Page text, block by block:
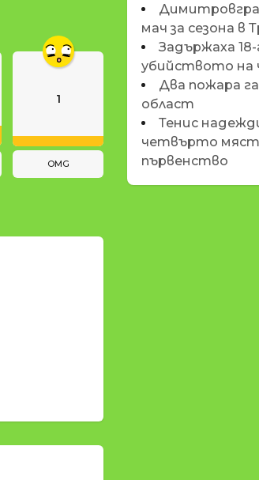
1
OMG
мач за сезона в
Задържаха
убийството на
Два пожара
област
Тенис
четвърто
първенство